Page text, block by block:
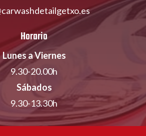
Horario
Lunes a Viernes
9.30-20.00h
Sábados
9.30-13.30h